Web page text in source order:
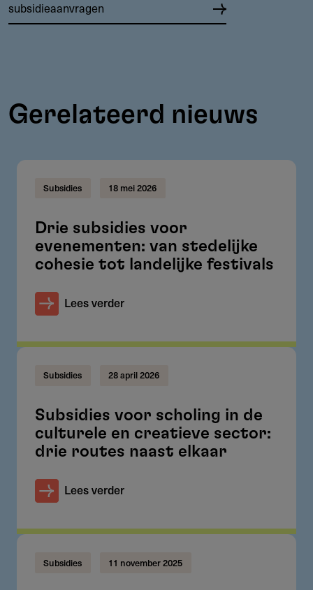
subsidieaanvragen
Gerelateerd nieuws
Subsidies 18 mei 2026
Drie subsidies voor
evenementen: van stedelijke
cohesie tot landelijke festivals
Lees verder
Subsidies 28 april 2026
Subsidies voor scholing in de
culturele en creatieve sector:
drie routes naast elkaar
Lees verder
Subsidies 11 november 2025